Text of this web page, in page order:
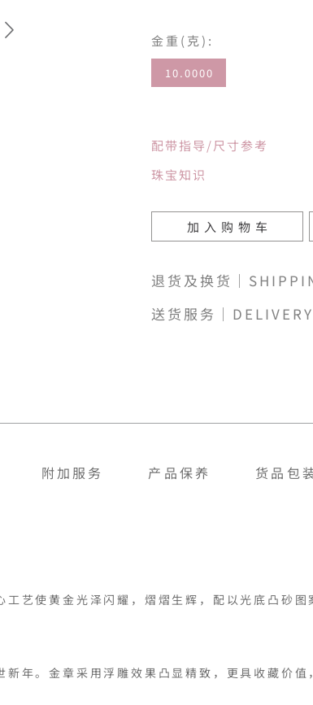
金重(克):
10.0000
配带指导/尺寸参考
珠宝知识
加入购物车
退货及换货｜
送货服务｜DELIVERY
附加服务 产品保养 货品包
艺使黄金光泽闪耀，熠熠生辉，配以光底凸砂
年。金章采用浮雕效果凸显精致，更具收藏价值